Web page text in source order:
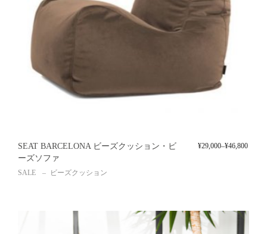
SEAT BARCELONA ビーズクッション・ビ
ーズソファ
SALE ビーズクッション
¥29,000–¥46,800